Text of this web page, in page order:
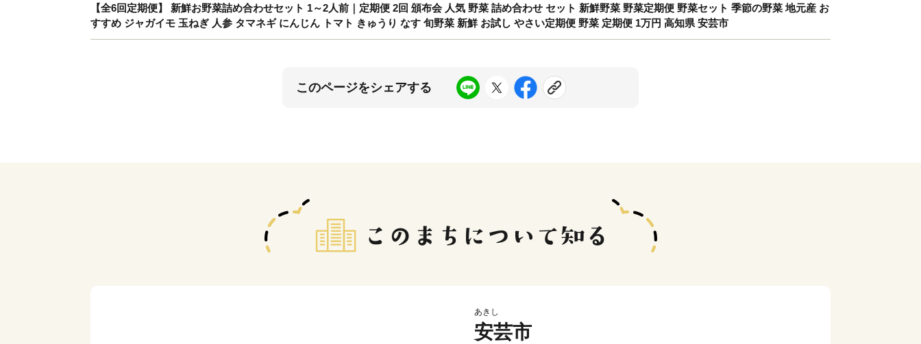
【全6回定期便】 新鮮お野菜詰め合わせセット 1～2人前｜定期便 2回 頒布会 人気 野菜 詰め合わせ セット 新鮮野菜 野菜定期便 野菜セット 季節の野菜 地元産 お
すすめ ジャガイモ 玉ねぎ 人参 タマネギ にんじん トマト きゅうり なす 旬野菜 新鮮 お試し やさい定期便 野菜 定期便 1万円 高知県 安芸市
このページをシェアする
あきし
安芸市